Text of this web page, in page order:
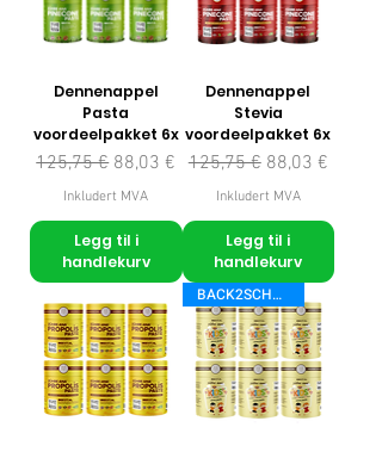
Dennenappel
Pasta
voordeelpakket 6x
Vanlig pris
125,75 € Salgspris
88,03 €
Inkludert MVA
Legg til i
handlekurv
Dennenappel
Stevia
voordeelpakket 6x
Vanlig pris
125,75 € Salgspris
88,03 €
Inkludert MVA
Legg til i
handlekurv
BACK2SCHOOL